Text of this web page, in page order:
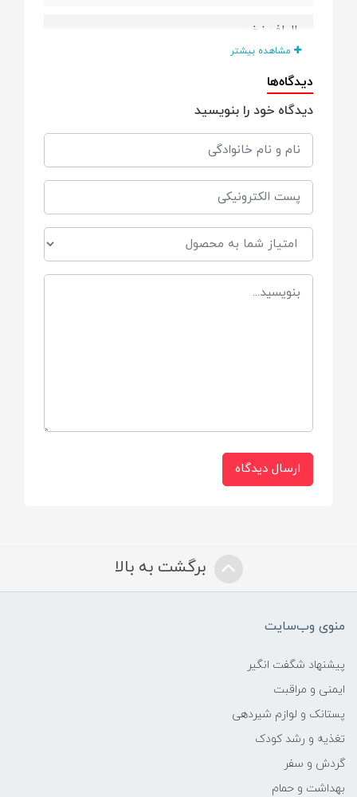
الیاف نخی
شامل
شرت آستین بلند 4-بادی آستین کوتاه 5-تاپ
دکمه‌دار 8- تی شرت آستین کوتاه 9- شورت
عینکی 10-حوله نوزاد 11-دتسمال نوزاد 12-کلاه
15-دستکش نخی 16-نافبند نوزاد 17- بادی نوزاد
است.
ویژگی ها
جنس بسیار لطیف و نرم مناسب پوست
حساس کودکان
درجه سانتی گراد شستشو شود.
با دمای متوسط اتوکشی شود.
خشکشویی نشود.
از خشک کن استفاده نشود.
از سفید کننده استفاده نشود.
مشاهده بیشتر
دیدگاه‌ها
دیدگاه خود را بنویسید
ارسال دیدگاه
برگشت به بالا
منوی وب‌سایت
پیشنهاد شگفت انگیر
ایمنی و مراقبت
پستانک و لوازم شیردهی
تغذیه و رشد کودک
گردش و سفر
بهداشت و حمام